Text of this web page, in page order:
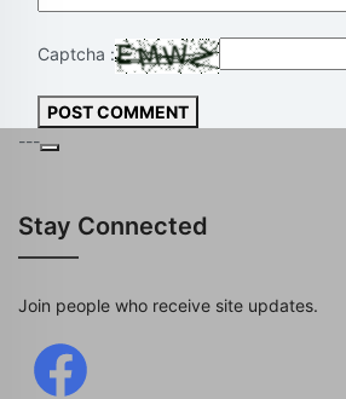
Captcha :
POST COMMENT
---
Stay Connected
Join people who receive site updates.